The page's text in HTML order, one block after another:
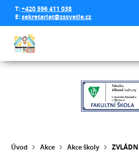
T:+420 596 411 038
E:sekretariat@zssvetle.cz
Úvod Akce Akce školy